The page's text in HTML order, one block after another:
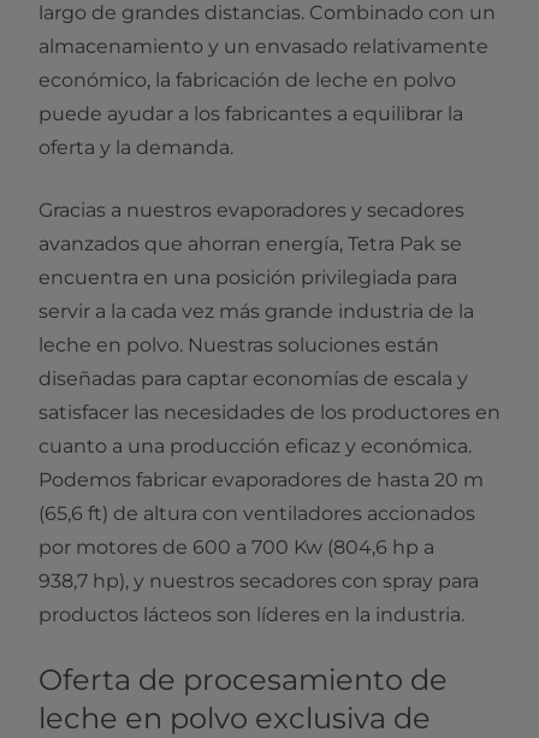
largo de grandes distancias. Combinado con un
almacenamiento y un envasado relativamente
económico, la fabricación de leche en polvo
puede ayudar a los fabricantes a equilibrar la
oferta y la demanda.
Gracias a nuestros evaporadores y secadores
avanzados que ahorran energía, Tetra Pak se
encuentra en una posición privilegiada para
servir a la cada vez más grande industria de la
leche en polvo. Nuestras soluciones están
diseñadas para captar economías de escala y
satisfacer las necesidades de los productores en
cuanto a una producción eficaz y económica.
Podemos fabricar evaporadores de hasta 20 m
(65,6 ft) de altura con ventiladores accionados
por motores de 600 a 700 Kw (804,6 hp a
938,7 hp), y nuestros secadores con spray para
productos lácteos son líderes en la industria.
Oferta de procesamiento de
leche en polvo exclusiva de